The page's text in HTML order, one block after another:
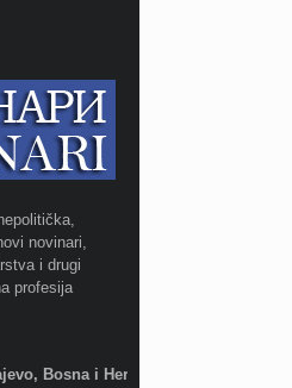
novinari,
i drugi
profesija
Bosna i Hercegovina;